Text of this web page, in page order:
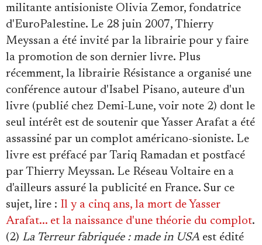
militante antisioniste Olivia Zemor, fondatrice
d'EuroPalestine. Le 28 juin 2007, Thierry
Meyssan a été invité par la librairie pour y faire
la promotion de son dernier livre. Plus
récemment, la librairie Résistance a organisé une
conférence autour d'Isabel Pisano, auteure d'un
livre (publié chez Demi-Lune, voir note 2) dont le
seul intérêt est de soutenir que Yasser Arafat a été
assassiné par un complot américano-sioniste. Le
livre est préfacé par Tariq Ramadan et postfacé
par Thierry Meyssan. Le Réseau Voltaire en a
d'ailleurs assuré la publicité en France. Sur ce
sujet, lire : Il y a cinq ans, la mort de Yasser
Arafat... et la naissance d'une théorie du complot.
(2) La Terreur fabriquée : made in USAest édité